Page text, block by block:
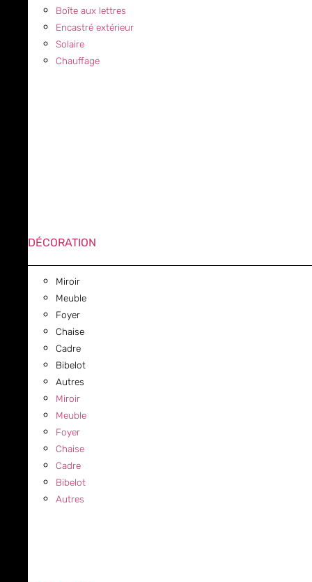
Boîte aux lettres
Encastré extérieur
Solaire
Chauffage
DÉCORATION
Miroir
Meuble
Foyer
Chaise
Cadre
Bibelot
Autres
Miroir
Meuble
Foyer
Chaise
Cadre
Bibelot
Autres